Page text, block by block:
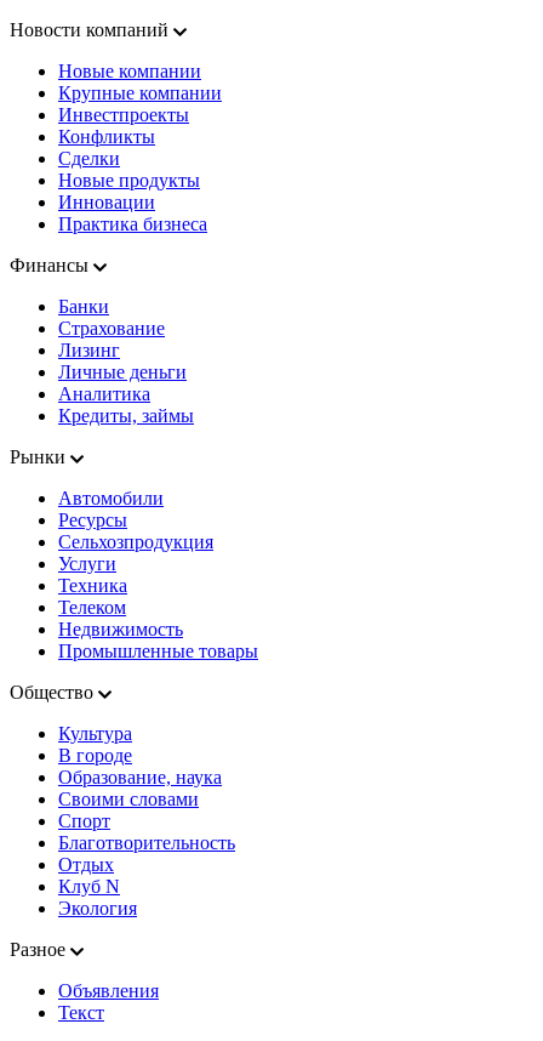
Новости компаний
Новые компании
Крупные компании
Инвестпроекты
Конфликты
Сделки
Новые продукты
Инновации
Практика бизнеса
Финансы
Банки
Страхование
Лизинг
Личные деньги
Аналитика
Кредиты, займы
Рынки
Автомобили
Ресурсы
Сельхозпродукция
Услуги
Техника
Телеком
Недвижимость
Промышленные товары
Общество
Культура
В городе
Образование, наука
Своими словами
Спорт
Благотворительность
Отдых
Клуб N
Экология
Разное
Объявления
Текст